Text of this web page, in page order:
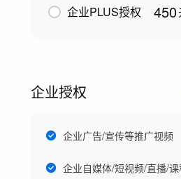
企业PLUS授权 450
企业授权
企业广告/宣传等推广视频
企业自媒体/短视频/直播/